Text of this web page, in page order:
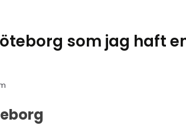
som jag haft